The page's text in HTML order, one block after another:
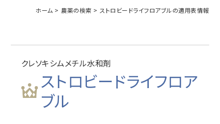
ホーム 農薬の検索 ストロビードライフロアブルの適用表情報
クレソキシムメチル水和剤
ストロビードライフロア
ブル